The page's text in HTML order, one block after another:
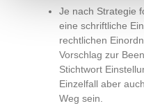
Je nach Strategie
eine schriftliche
rechtlichen
Vorschlag zur
Stichtwort
Einzelfall aber
Weg sein.